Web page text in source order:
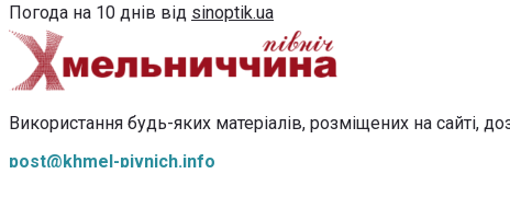
Погода на 10 днів від sinoptik.ua
Використання будь-яких матеріалів, розміщених на сайті,
post@khmel-pivnich.info